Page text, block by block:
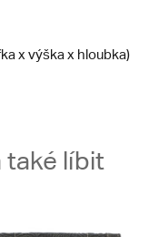
x výška x hloubka)
také líbit